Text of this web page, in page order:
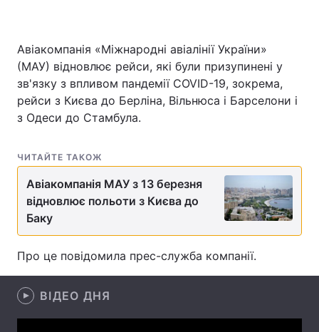
Головна Війна
Україна Політика
Економіка
Спорт
Техно і зв'язок Лайт
Зброя
Здоров'я Туризм
Цікавинки
Екологія Регіони
Авіакомпанія «Міжнародні авіалінії України»
(МАУ) відновлює рейси, які були призупинені у
зв'язку з впливом пандемії COVID-19, зокрема,
рейси з Києва до Берліна, Вільнюса і Барселони і
з Одеси до Стамбула.
ЧИТАЙТЕ ТАКОЖ
Авіакомпанія МАУ з 13 березня
відновлює польоти з Києва до
Баку
Про це повідомила прес-служба компанії.
ВІДЕО ДНЯ